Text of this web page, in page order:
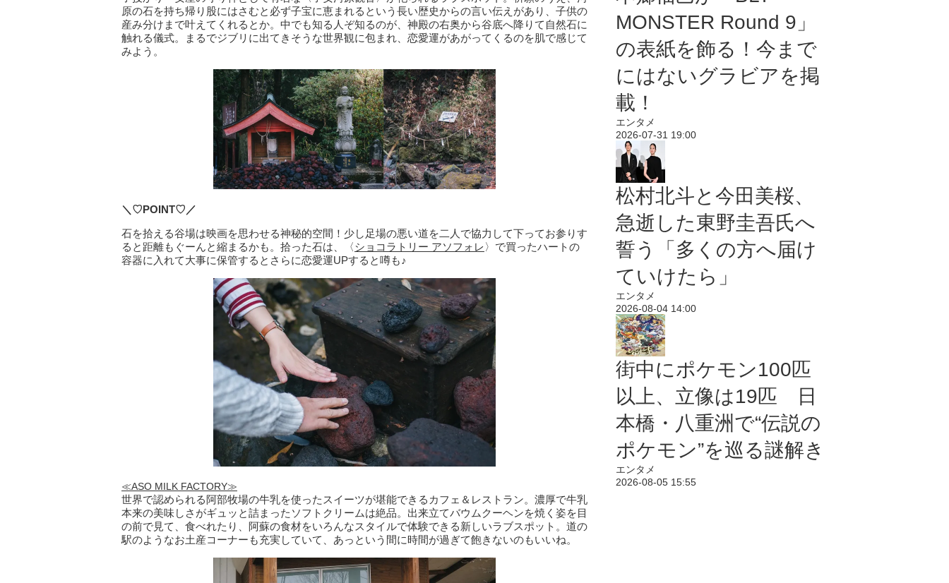
原の石を持ち帰り股にはさむと必ず子宝に恵まれるという長い歴史からの言い伝えがあり、子供の
産み分けまで叶えてくれるとか。中でも知る人ぞ知るのが、神殿の右奥から谷底へ降りて自然石に
触れる儀式。まるでジブリに出てきそうな世界観に包まれ、恋愛運があがってくるのを肌で感じて
みよう。
＼♡POINT♡／
石を拾える谷場は映画を思わせる神秘的空間！少し足場の悪い道を二人で協力して下ってお参りす
ると距離もぐーんと縮まるかも。拾った石は、〈ショコラトリー アソフォレ 〉で買ったハートの
容器に入れて大事に保管するとさらに恋愛運UPすると噂も♪
≪ASO MILK FACTORY≫
世界で認められる阿部牧場の牛乳を使ったスイーツが堪能できるカフェ＆レストラン。濃厚で牛乳
本来の美味しさがギュッと詰まったソフトクリームは絶品。出来立てバウムクーヘンを焼く姿を目
の前で見て、食べれたり、阿蘇の食材をいろんなスタイルで体験できる新しいラブスポット。道の
駅のようなお土産コーナーも充実していて、あっという間に時間が過ぎて飽きないのもいいね。
MONSTER Round 9」
の表紙を飾る！今まで
にはないグラビアを掲
載！
エンタメ
2026-07-31 19:00
松村北斗と今田美桜、
急逝した東野圭吾氏へ
誓う「多くの方へ届け
ていけたら」
エンタメ
2026-08-04 14:00
街中にポケモン100匹
以上、立像は19匹 日
本橋・八重洲で“伝説の
ポケモン”を巡る謎解き
エンタメ
2026-08-05 15:55